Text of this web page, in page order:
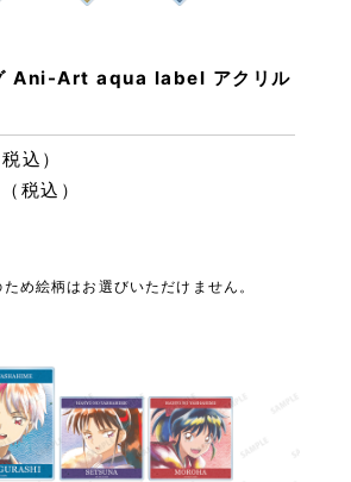
Ani-Art aqua label アクリル
込）
税込）
め絵柄はお選びいただけません。